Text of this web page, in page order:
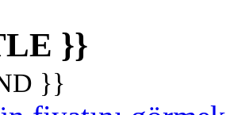
}}
}}